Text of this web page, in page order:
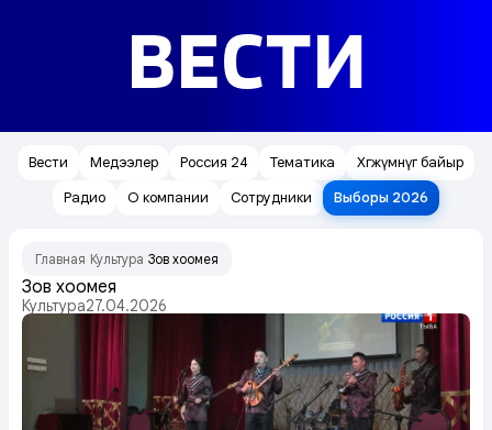
ВЕСТИ
Вести Медээлер Россия 24 Тематика
Хөгжүмнүг байыр
Радио
О компании Сотрудники Выборы 2026
Главная Культура Зов хоомея
Зов хоомея
Культура27.04.2026